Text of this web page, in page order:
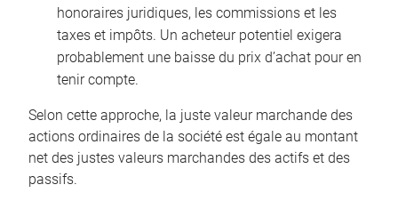
honoraires juridiques, les commissions et les
taxes et impôts. Un acheteur potentiel exigera
probablement une baisse du prix d’achat pour en
tenir compte.
Selon cette approche, la juste valeur marchande des
actions ordinaires de la société est égale au montant
net des justes valeurs marchandes des actifs et des
passifs.